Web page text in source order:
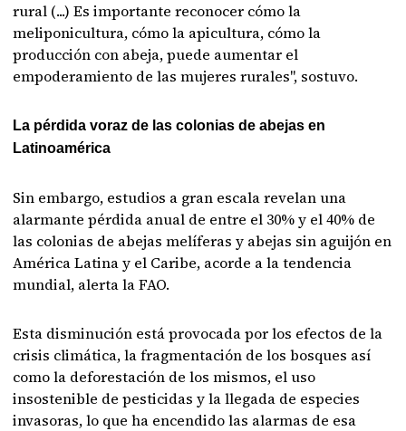
rural (...) Es importante reconocer cómo la
meliponicultura, cómo la apicultura, cómo la
producción con abeja, puede aumentar el
empoderamiento de las mujeres rurales", sostuvo.
La pérdida voraz de las colonias de abejas en
Latinoamérica
Sin embargo, estudios a gran escala revelan una
alarmante pérdida anual de entre el 30% y el 40% de
las colonias de abejas melíferas y abejas sin aguijón en
América Latina y el Caribe, acorde a la tendencia
mundial, alerta la FAO.
Esta disminución está provocada por los efectos de la
crisis climática, la fragmentación de los bosques así
como la deforestación de los mismos, el uso
insostenible de pesticidas y la llegada de especies
invasoras, lo que ha encendido las alarmas de esa